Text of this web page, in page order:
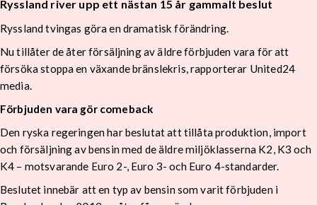
Ryssland river upp ett nästan 15 år gammalt beslut
Ryssland tvingas göra en dramatisk förändring.
Nu tillåter de åter försäljning av äldre förbjuden vara för att
försöka stoppa en växande bränslekris, rapporterar United24
media.
Förbjuden vara gör comeback
Den ryska regeringen har beslutat att tillåta produktion, import
och försäljning av bensin med de äldre miljöklasserna K2, K3 och
K4 – motsvarande Euro 2-, Euro 3- och Euro 4-standarder.
Beslutet innebär att en typ av bensin som varit förbjuden i